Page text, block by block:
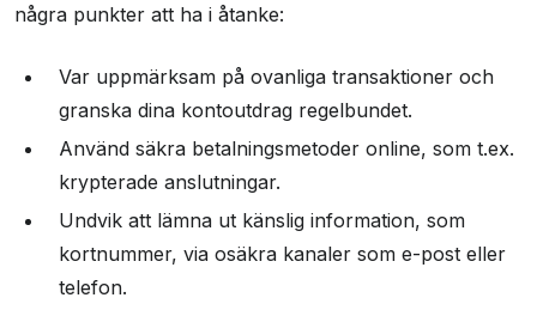
några punkter att ha i åtanke:
Var uppmärksam på ovanliga transaktioner och
granska dina kontoutdrag regelbundet.
Använd säkra betalningsmetoder online, som t.ex.
krypterade anslutningar.
Undvik att lämna ut känslig information, som
kortnummer, via osäkra kanaler som e-post eller
telefon.